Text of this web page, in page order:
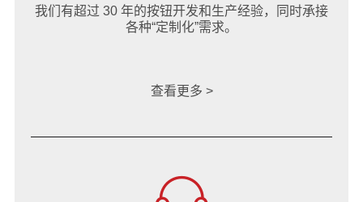
我们有超过 30 年的按钮开发和生产经验，同时承接
各种“定制化”需求。
查看更多 >